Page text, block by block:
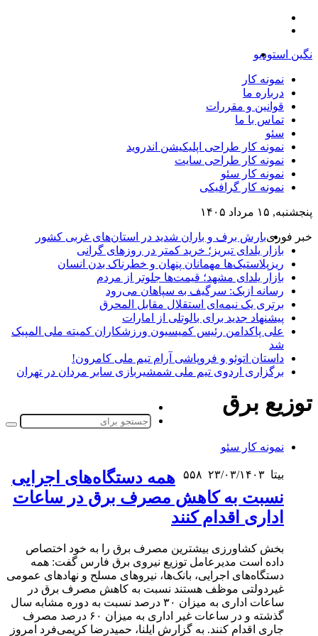
نگین استودیو
نمونه کار
درباره ما
قوانین و مقررات
تماس با ما
سئو
نمونه کار طراحی اپلیکیشن اندروید
نمونه کار طراحی سایت
نمونه کار سئو
نمونه کار گرافیکی
پنجشنبه, ۱۵ مرداد ۱۴۰۵
خبر فوریبارش برف و باران شدید در استان‌های غربی کشور
بازار یلدای تبریز؛ خرید کمتر در روزهای گرانی
ریزپلاستیک‌ها مهمانان پنهان و خطرناک بدن انسان
بازار یلدای مشهد؛ قیمت‌ها جلوتر از مردم
رسانه ازبک: سرگیف به سپاهان می‌رود
برتری یک نیمه‌ای استقلال مقابل المحرق
پیشنهاد جدید برای بالوتلی از امارات
علی پاکدامن رئیس کمیسیون ورزشکاران کمیته ملی المپیک
شد
داستان اتوئو و فروپاشی آرام تیم ملی کامرون!
برگزاری اردوی تیم ملی شمشیربازی سابر مردان در تهران
پوسته
توزیع برق
نمونه کار سئو
بیتا ۲۳/۰۳/۱۴۰۳ ۵۵۸
همه دستگاه‌های اجرایی
نسبت به کاهش مصرف برق در ساعات
اداری اقدام کنند
بخش کشاورزی بیشترین مصرف برق را به خود اختصاص
داده است مدیرعامل توزیع نیروی برق فارس گفت: همه
دستگاه‌های اجرایی، بانک‌ها، نیروهای مسلح و نهادهای عمومی
غیردولتی موظف هستند نسبت به کاهش مصرف برق در
ساعات اداری به میزان ۳۰ درصد نسبت به دوره مشابه سال
گذشته و در ساعات غیر اداری به میزان ۶۰ درصد مصرف
جاری اقدام کنند. به گزارش ایلنا، حمیدرضا کریمی‌فرد امروز
بازگشت